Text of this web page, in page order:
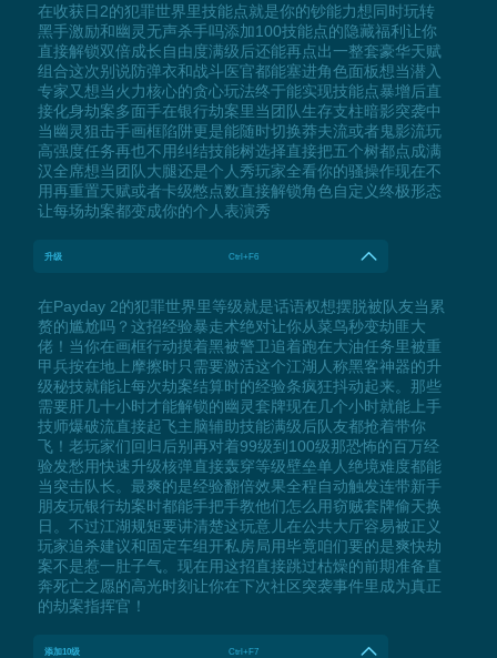
在收获日2的犯罪世界里技能点就是你的钞能力想同时玩转
黑手激励和幽灵无声杀手吗添加100技能点的隐藏福利让你
直接解锁双倍成长自由度满级后还能再点出一整套豪华天赋
组合这次别说防弹衣和战斗医官都能塞进角色面板想当潜入
专家又想当火力核心的贪心玩法终于能实现技能点暴增后直
接化身劫案多面手在银行劫案里当团队生存支柱暗影突袭中
当幽灵狙击手画框陷阱更是能随时切换莽夫流或者鬼影流玩
高强度任务再也不用纠结技能树选择直接把五个树都点成满
汉全席想当团队大腿还是个人秀玩家全看你的骚操作现在不
用再重置天赋或者卡级憋点数直接解锁角色自定义终极形态
让每场劫案都变成你的个人表演秀
升级 Ctrl+F6
在Payday 2的犯罪世界里等级就是话语权想摆脱被队友当累
赘的尴尬吗？这招经验暴走术绝对让你从菜鸟秒变劫匪大
佬！当你在画框行动摸着黑被警卫追着跑在大油任务里被重
甲兵按在地上摩擦时只需要激活这个江湖人称黑客神器的升
级秘技就能让每次劫案结算时的经验条疯狂抖动起来。那些
需要肝几十小时才能解锁的幽灵套牌现在几个小时就能上手
技师爆破流直接起飞主脑辅助技能满级后队友都抢着带你
飞！老玩家们回归后别再对着99级到100级那恐怖的百万经
验发愁用快速升级核弹直接轰穿等级壁垒单人绝境难度都能
当突击队长。最爽的是经验翻倍效果全程自动触发连带新手
朋友玩银行劫案时都能手把手教他们怎么用窃贼套牌偷天换
日。不过江湖规矩要讲清楚这玩意儿在公共大厅容易被正义
玩家追杀建议和固定车组开私房局用毕竟咱们要的是爽快劫
案不是惹一肚子气。现在用这招直接跳过枯燥的前期准备直
奔死亡之愿的高光时刻让你在下次社区突袭事件里成为真正
的劫案指挥官！
添加10级 Ctrl+F7